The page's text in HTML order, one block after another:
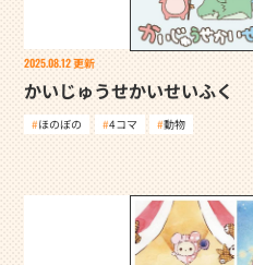
2025.08.12更新
かいじゅうせかいせいふく
ほのぼの 4コマ 動物